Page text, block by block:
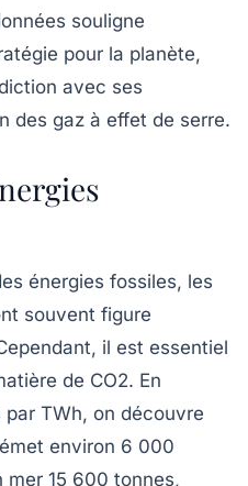
souligne
pour la planète,
avec ses
des gaz à effet de serre.
énergies fossiles, les
souvent figure
il est essentiel
de CO2. En
TWh, on découvre
environ 6 000
mer 15 600 tonnes,